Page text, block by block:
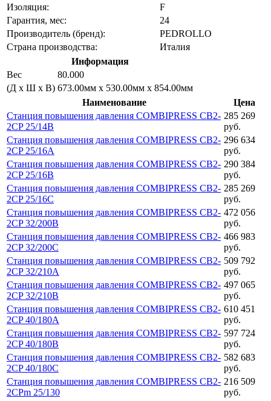
Изоляция:
F
Гарантия, мес:
24
Производитель (бренд):
PEDROLLO
Страна производства:
Италия
Информация
Вес
80.000
(Д х Ш х В) 673.00мм x 530.00мм x 854.00мм
Наименование
Цена
Станция повышения давления COMBIPRESS CB2-
2CP 25/14B
285 269
руб.
Станция повышения давления COMBIPRESS CB2-
2CP 25/16A
296 634
руб.
Станция повышения давления COMBIPRESS CB2-
2CP 25/16B
290 384
руб.
Станция повышения давления COMBIPRESS CB2-
2CP 25/16C
285 269
руб.
Станция повышения давления COMBIPRESS CB2-
2CP 32/200B
472 056
руб.
Станция повышения давления COMBIPRESS CB2-
2CP 32/200C
466 983
руб.
Станция повышения давления COMBIPRESS CB2-
2CP 32/210A
509 792
руб.
Станция повышения давления COMBIPRESS CB2-
2CP 32/210B
497 065
руб.
Станция повышения давления COMBIPRESS CB2-
2CP 40/180A
610 451
руб.
Станция повышения давления COMBIPRESS CB2-
2CP 40/180B
597 724
руб.
Станция повышения давления COMBIPRESS CB2-
2CP 40/180C
582 683
руб.
Станция повышения давления COMBIPRESS CB2-
2CPm 25/130
216 509
руб.